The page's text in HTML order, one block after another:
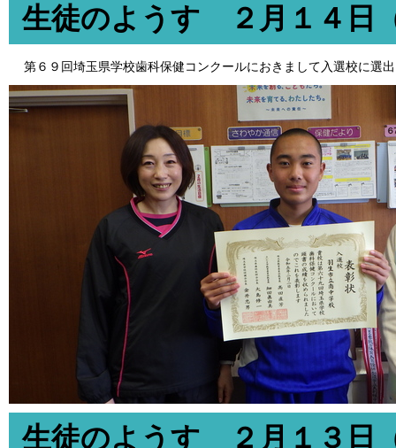
生徒のようす ２月１４日
第６９回埼玉県学校歯科保健コンクールにおきまして入選校に選
生徒のようす ２月１３日